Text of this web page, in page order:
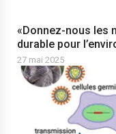
«Donnez-nous les
durable pour
27 mai 2025